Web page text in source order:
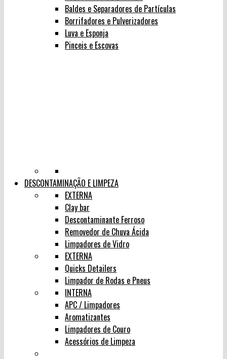
Baldes e Separadores de Partículas
Borrifadores e Pulverizadores
Luva e Esponja
Pinceis e Escovas
DESCONTAMINAÇÃO E LIMPEZA
EXTERNA
Clay bar
Descontaminante Ferroso
Removedor de Chuva Ácida
Limpadores de Vidro
EXTERNA
Quicks Detailers
Limpador de Rodas e Pneus
INTERNA
APC / Limpadores
Aromatizantes
Limpadores de Couro
Acessórios de Limpeza